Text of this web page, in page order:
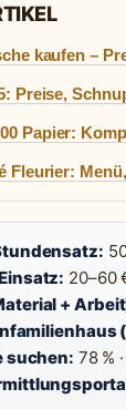
kaufen –
Preise,
Papier:
Fleurier:
20–60
+
suchen: 78 % ·